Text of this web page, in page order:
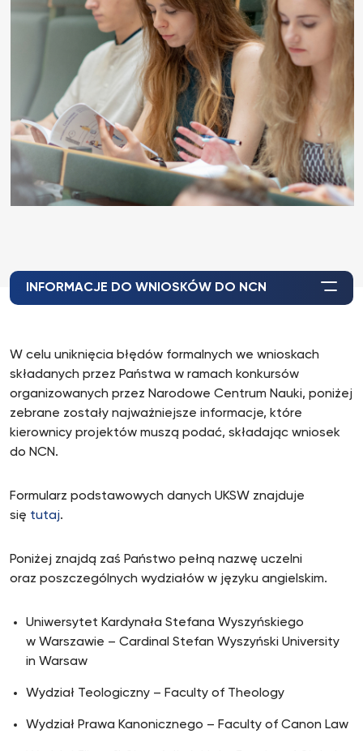
INFORMACJE DO WNIOSKÓW DO NCN
W celu uniknięcia błędów formalnych we wnioskach
składanych przez Państwa w ramach konkursów
organizowanych przez Narodowe Centrum Nauki, poniżej
zebrane zostały najważniejsze informacje, które
kierownicy projektów muszą podać, składając wniosek
do NCN.
Formularz podstawowych danych UKSW znajduje
się tutaj.
Poniżej znajdą zaś Państwo pełną nazwę uczelni
oraz poszczególnych wydziałów w języku angielskim.
Uniwersytet Kardynała Stefana Wyszyńskiego
w Warszawie – Cardinal Stefan Wyszyński University
in Warsaw
Wydział Teologiczny – Faculty of Theology
Wydział Prawa Kanonicznego – Faculty of Canon Law